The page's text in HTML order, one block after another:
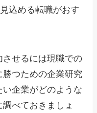
込める転職がおす
させるには現職での
つための企業研究
企業がどのような
べておきましょ